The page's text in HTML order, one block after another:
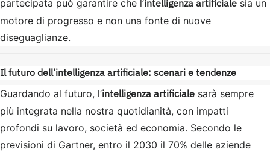
partecipata può garantire che l’intelligenza artificiale sia un
motore di progresso e non una fonte di nuove
diseguaglianze.
Il futuro dell’intelligenza artificiale: scenari e tendenze
Guardando al futuro, l’intelligenza artificiale sarà sempre
più integrata nella nostra quotidianità, con impatti
profondi su lavoro, società ed economia. Secondo le
previsioni di Gartner, entro il 2030 il 70% delle aziende